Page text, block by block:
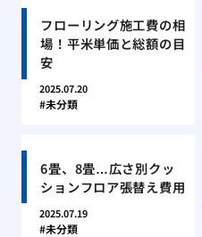
フローリング施工費の相
場！平米単価と総額の目
安
2025.07.20
未分類
6畳、8畳…広さ別クッ
ションフロア張替え費用
2025.07.19
未分類